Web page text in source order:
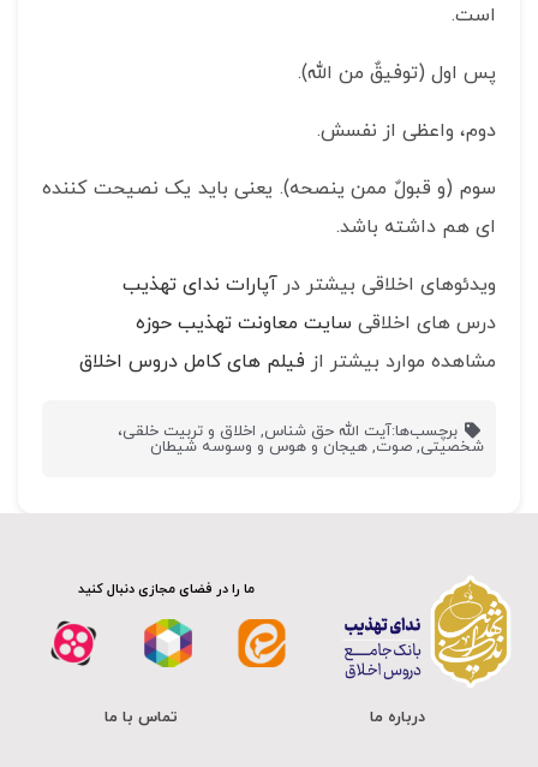
است.
پس اول (توفیقٌ من الله).
دوم، واعظی از نفسش.
سوم (و قبولٌ ممن ینصحه). یعنی باید یک نصیحت کننده
ای هم داشته باشد.
ویدئوهای اخلاقی بیشتر در آپارات ندای تهذیب
درس های اخلاقی سایت معاونت تهذیب حوزه
مشاهده موارد بیشتر از فیلم های کامل دروس اخلاق
برچسب‌ها:آیت الله حق شناس, اخلاق و تربیت خلقی،
شخصیتی, صوت, هیجان و هوس و وسوسه شیطان
ما را در فضای مجازی دنبال کنید
درباره ما تماس با ما